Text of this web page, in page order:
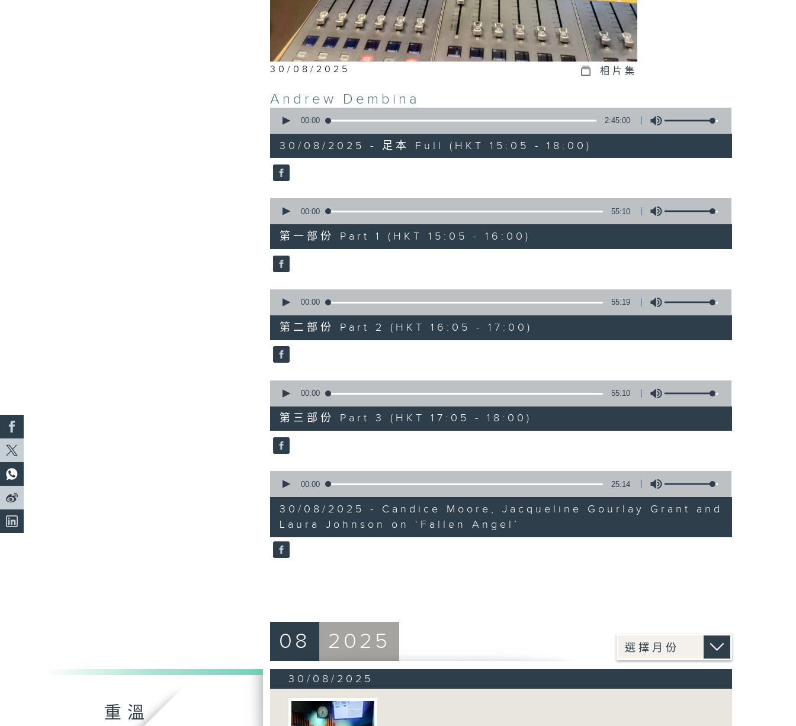
30/08/2025 相片集
Andrew Dembina
seconds
hours,
45
minutes,
0
90%
00:00 2:45:00
30/08/2025 - 足本 Full (HKT 15:05 - 18:00)
seconds
55
minutes,
10
seconds
90%
00:00 55:10
第一部份 Part 1 (HKT 15:05 - 16:00)
seconds
55
minutes,
19
seconds
90%
00:00 55:19
第二部份 Part 2 (HKT 16:05 - 17:00)
seconds
55
minutes,
10
seconds
90%
00:00 55:10
第三部份 Part 3 (HKT 17:05 - 18:00)
seconds
25
minutes,
14
90%
00:00 25:14
30/08/2025 - Candice Moore, Jacqueline Gourlay Grant and
Laura Johnson on ‘Fallen Angel’
重溫
08 2025
30/08/2025